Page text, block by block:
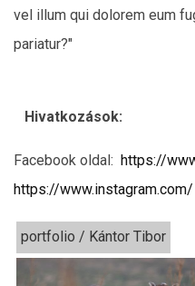
vel illum qui dolorem eum
pariatur?"
Hivatkozások:
Facebook oldal: https://
https://www.instagram.com/
portfolio / Kántor Tibor